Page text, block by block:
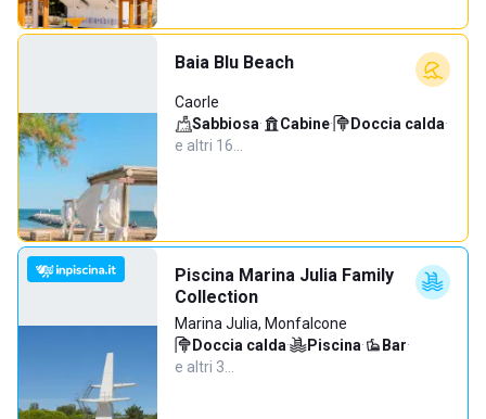
Baia Blu Beach
Caorle
Sabbiosa· Cabine· Doccia calda·
e altri 16…
Piscina Marina Julia Family
Collection
Marina Julia, Monfalcone
Doccia calda· Piscina· Bar·
e altri 3…